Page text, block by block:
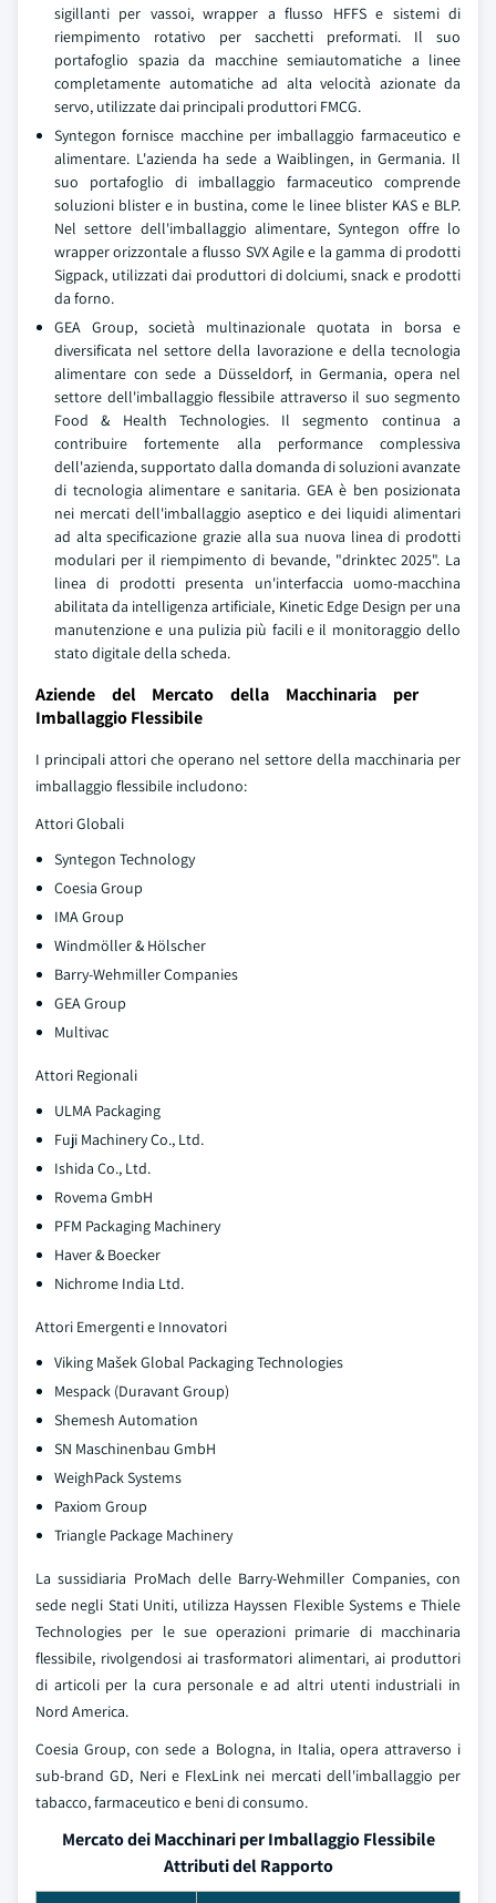
sigillanti per vassoi, wrapper a flusso HFFS e sistemi di
riempimento rotativo per sacchetti preformati. Il suo
portafoglio spazia da macchine semiautomatiche a linee
completamente automatiche ad alta velocità azionate da
servo, utilizzate dai principali produttori FMCG.
Syntegon fornisce macchine per imballaggio farmaceutico e
alimentare. L'azienda ha sede a Waiblingen, in Germania. Il
suo portafoglio di imballaggio farmaceutico comprende
soluzioni blister e in bustina, come le linee blister KAS e BLP.
Nel settore dell'imballaggio alimentare, Syntegon offre lo
wrapper orizzontale a flusso SVX Agile e la gamma di prodotti
Sigpack, utilizzati dai produttori di dolciumi, snack e prodotti
da forno.
GEA Group, società multinazionale quotata in borsa e
diversificata nel settore della lavorazione e della tecnologia
alimentare con sede a Düsseldorf, in Germania, opera nel
settore dell'imballaggio flessibile attraverso il suo segmento
Food & Health Technologies. Il segmento continua a
contribuire fortemente alla performance complessiva
dell'azienda, supportato dalla domanda di soluzioni avanzate
di tecnologia alimentare e sanitaria. GEA è ben posizionata
nei mercati dell'imballaggio aseptico e dei liquidi alimentari
ad alta specificazione grazie alla sua nuova linea di prodotti
modulari per il riempimento di bevande, "drinktec 2025". La
linea di prodotti presenta un'interfaccia uomo-macchina
abilitata da intelligenza artificiale, Kinetic Edge Design per una
manutenzione e una pulizia più facili e il monitoraggio dello
stato digitale della scheda.
Aziende del Mercato della Macchinaria per
Imballaggio Flessibile
I principali attori che operano nel settore della macchinaria per
imballaggio flessibile includono:
Attori Globali
Syntegon Technology
Coesia Group
IMA Group
Windmöller & Hölscher
Barry-Wehmiller Companies
GEA Group
Multivac
Attori Regionali
ULMA Packaging
Fuji Machinery Co., Ltd.
Ishida Co., Ltd.
Rovema GmbH
PFM Packaging Machinery
Haver & Boecker
Nichrome India Ltd.
Attori Emergenti e Innovatori
Viking Mašek Global Packaging Technologies
Mespack (Duravant Group)
Shemesh Automation
SN Maschinenbau GmbH
WeighPack Systems
Paxiom Group
Triangle Package Machinery
La sussidiaria ProMach delle Barry-Wehmiller Companies, con
sede negli Stati Uniti, utilizza Hayssen Flexible Systems e Thiele
Technologies per le sue operazioni primarie di macchinaria
flessibile, rivolgendosi ai trasformatori alimentari, ai produttori
di articoli per la cura personale e ad altri utenti industriali in
Nord America.
Coesia Group, con sede a Bologna, in Italia, opera attraverso i
sub-brand GD, Neri e FlexLink nei mercati dell'imballaggio per
tabacco, farmaceutico e beni di consumo.
Mercato dei Macchinari per Imballaggio Flessibile
Attributi del Rapporto